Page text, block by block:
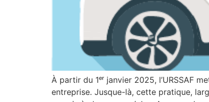
À partir du 1ᵉʳ janvier 2025, l’URSSAF
entreprise. Jusque-là, cette pratique,